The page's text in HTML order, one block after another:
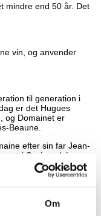
Om
mindre end 50 år. Det
vin, og anvender
til generation i
er det Hugues
og Domainet er
Beaune.
efter sin far Jean-
i Savigny-Lés-
er 1. cru. Deraf også
i byen Savigny-Lés-
vinstokke, i nogle